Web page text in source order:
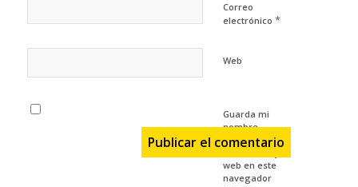
Correo
electrónico *
Web
Guarda mi
nombre,
correo
web en este
navegador